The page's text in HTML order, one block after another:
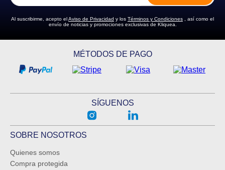
Al suscribirme, acepto elAviso de Privacidad y los Términos y Condiciones , así como el
envío de noticias y promociones exclusivas de Kliquea.
MÉTODOS DE PAGO
SÍGUENOS
SOBRE NOSOTROS
Quienes somos
Compra protegida